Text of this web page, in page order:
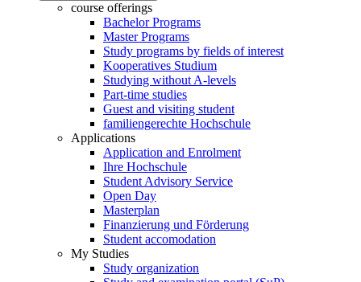
course offerings
Bachelor Programs
Master Programs
Study programs by fields of interest
Kooperatives Studium
Studying without A-levels
Part-time studies
Guest and visiting student
familiengerechte Hochschule
Applications
Application and Enrolment
Ihre Hochschule
Student Advisory Service
Open Day
Masterplan
Finanzierung und Förderung
Student accomodation
My Studies
Study organization